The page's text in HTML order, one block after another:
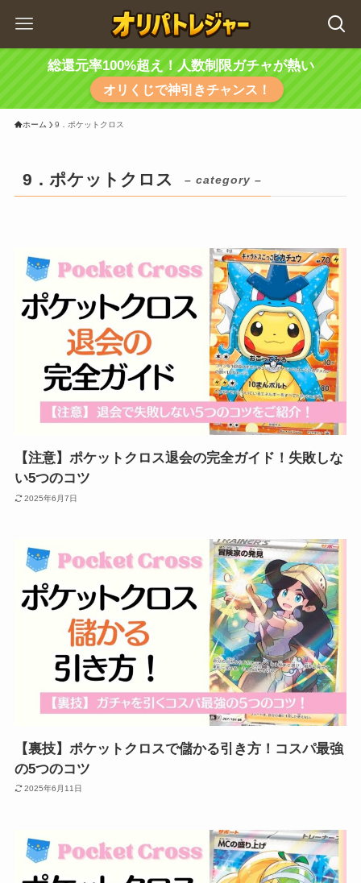
総還元率100%超え！人数制限ガチャが熱い
オリくじで神引きチャンス！
ホーム 9．ポケットクロス
9．ポケットクロス – category –
【注意】ポケットクロス退会の完全ガイド！失敗しな
い5つのコツ
2025年6月7日
【裏技】ポケットクロスで儲かる引き方！コスパ最強
の5つのコツ
2025年6月11日